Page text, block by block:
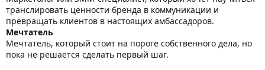
транслировать ценности бренда в коммуникации и
превращать клиентов в настоящих амбассадоров.
Мечтатель
Мечтатель, который стоит на пороге собственного дела, но
пока не решается сделать первый шаг.